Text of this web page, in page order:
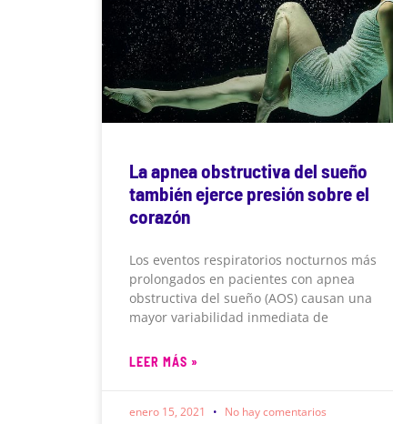
La apnea obstructiva del sueño
también ejerce presión sobre el
corazón
Los eventos respiratorios nocturnos más
prolongados en pacientes con apnea
obstructiva del sueño (AOS) causan una
mayor variabilidad inmediata de
LEER MÁS »
enero 15, 2021 No hay comentarios